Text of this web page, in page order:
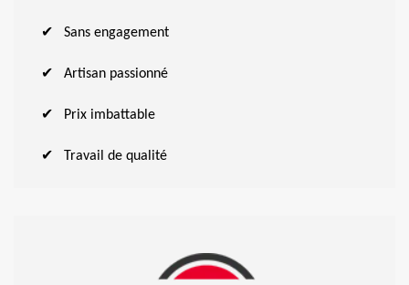
Sans engagement
Artisan passionné
Prix imbattable
Travail de qualité